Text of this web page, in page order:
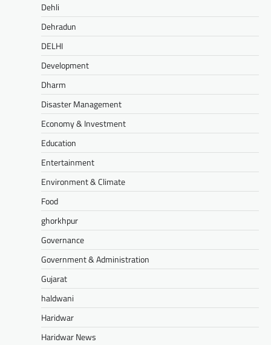
Dehli
Dehradun
DELHI
Development
Dharm
Disaster Management
Economy & Investment
Education
Entertainment
Environment & Climate
Food
ghorkhpur
Governance
Government & Administration
Gujarat
haldwani
Haridwar
Haridwar News